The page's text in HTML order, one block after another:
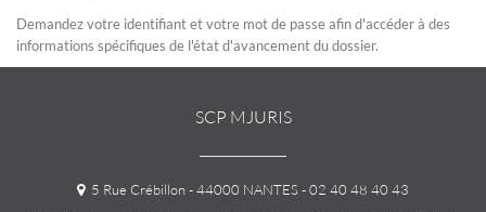
Demandez votre identifiant et votre mot de passe afin d'accéder à des
informations spécifiques de l'état d'avancement du dossier.
SCP MJURIS
5 Rue Crébillon - 44000 NANTES- 02 40 48 40 43